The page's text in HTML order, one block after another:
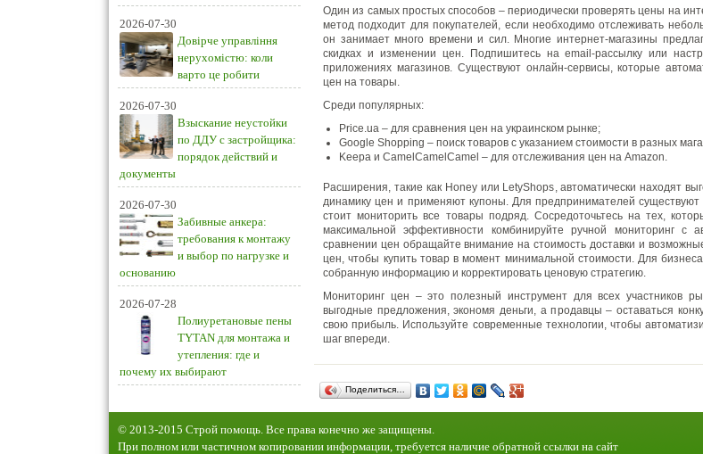
2026-07-30
Довірче управління
нерухомістю: коли
варто це робити
2026-07-30
Взыскание неустойки
по ДДУ с застройщика:
порядок действий и
документы
2026-07-30
Забивные анкера:
требования к монтажу
и выбор по нагрузке и
основанию
2026-07-28
Полиуретановые пены
TYTAN для монтажа и
утепления: где и
почему их выбирают
Один из самых простых способов – периодически проверять цены на
метод подходит для покупателей, если необходимо отслеживать
он занимает много времени и сил. Многие интернет-магазины
скидках и изменении цен. Подпишитесь на email-рассылку или
приложениях магазинов. Существуют онлайн-сервисы, которые
цен на товары.
Среди популярных:
Price.ua – для сравнения цен на украинском рынке;
Google Shopping – поиск товаров с указанием стоимости в разных
Keepa и CamelCamelCamel – для отслеживания цен на Amazon.
Расширения, такие как Honey или LetyShops, автоматически находят
динамику цен и применяют купоны. Для предпринимателей
стоит мониторить все товары подряд. Сосредоточьтесь на тех,
максимальной эффективности комбинируйте ручной мониторинг с
сравнении цен обращайте внимание на стоимость доставки и
цен, чтобы купить товар в момент минимальной стоимости. Для
собранную информацию и корректировать ценовую стратегию.
Мониторинг цен – это полезный инструмент для всех участников
выгодные предложения, экономя деньги, а продавцы – оставаться
свою прибыль. Используйте современные технологии, чтобы
шаг впереди.
Поделиться…
© 2013-2015 Строй помощь. Все права конечно же защищены.
При полном или частичном копировании информации, требуется наличие обратной ссылки на сайт